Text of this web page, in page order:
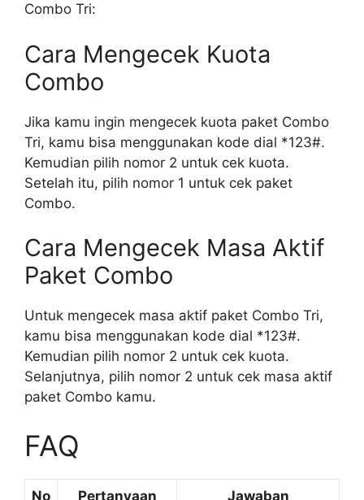
Combo Tri:
Cara Mengecek Kuota
Combo
Jika kamu ingin mengecek kuota paket Combo
Tri, kamu bisa menggunakan kode dial *123#.
Kemudian pilih nomor 2 untuk cek kuota.
Setelah itu, pilih nomor 1 untuk cek paket
Combo.
Cara Mengecek Masa Aktif
Paket Combo
Untuk mengecek masa aktif paket Combo Tri,
kamu bisa menggunakan kode dial *123#.
Kemudian pilih nomor 2 untuk cek kuota.
Selanjutnya, pilih nomor 2 untuk cek masa aktif
paket Combo kamu.
FAQ
No Pertanyaan Jawaban